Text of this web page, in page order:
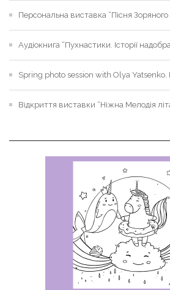
Персональна виставка “Пісня
Аудіокнига “Пухнастики. Історії
Spring photo session with Olya
Відкриття виставки “Ніжна Мелодія